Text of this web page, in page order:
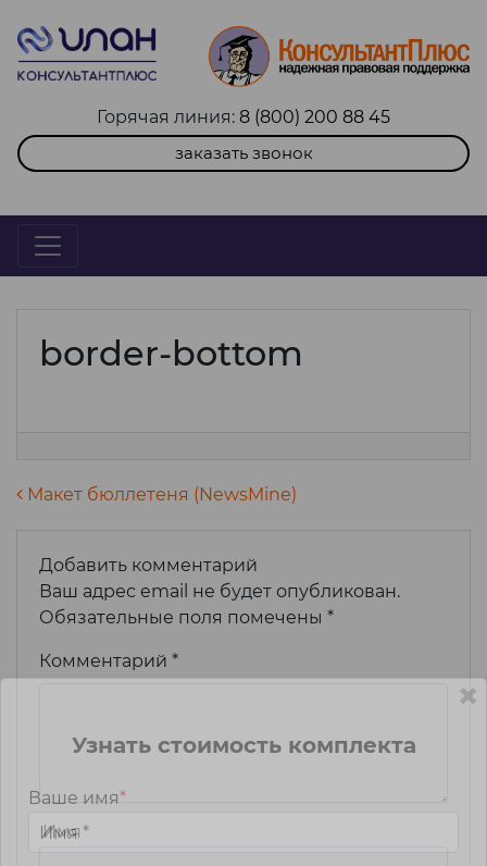
Горячая линия: 8 (800) 200 88 45
заказать звонок
border-bottom
Навигация по записям
Макет бюллетеня (NewsMine)
Добавить комментарий
Ваш адрес email не будет опубликован.
Обязательные поля помечены *
Комментарий *
Имя*
Узнать стоимость комплекта
Ваше имя*